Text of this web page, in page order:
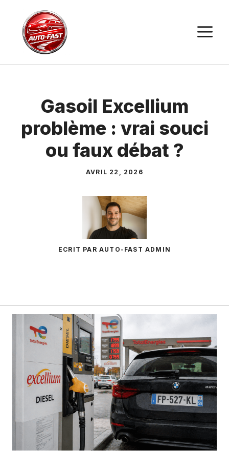
contenu
Gasoil Excellium
problème : vrai souci
ou faux débat ?
AVRIL 22, 2026
ECRIT PAR AUTO-FAST ADMIN